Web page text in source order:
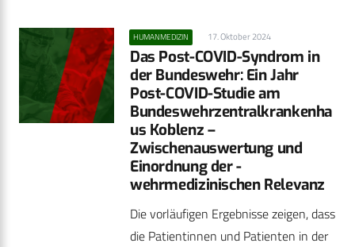
HUMANMEDIZIN 17. Oktober 2024
Das Post-COVID-Syndrom in
der Bundeswehr: Ein Jahr
Post-COVID-Studie am
Bundeswehrzentralkrankenha
us ­Koblenz –
Zwischenauswertung und
Einordnung der ­
wehrmedizinischen Relevanz
Die vorläufigen Ergebnisse zeigen, dass
die Patientinnen und Patienten in der